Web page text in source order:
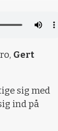
Gert
sig med
ind på